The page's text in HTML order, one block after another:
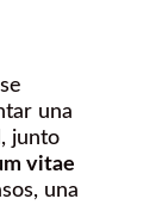
una
junto
vitae
una